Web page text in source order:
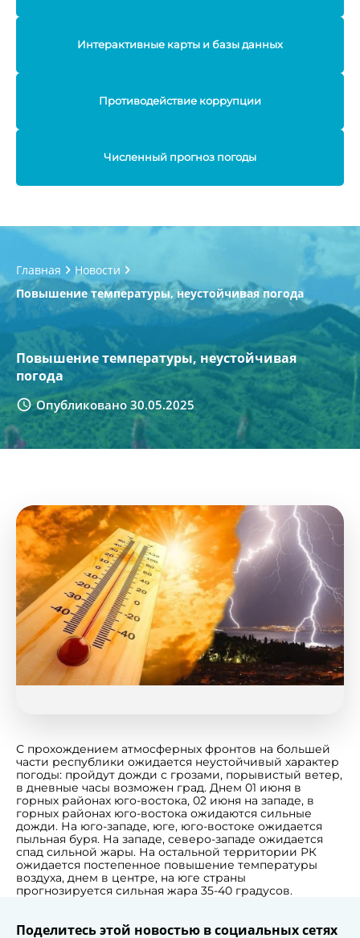
Интерактивные карты и базы данных
Противодействие коррупции
Численный прогноз погоды
Главная
Новости
Повышение температуры, неустойчивая погода
Повышение температуры, неустойчивая
погода
Опубликовано 30.05.2025
С прохождением атмосферных фронтов на большей
части республики ожидается неустойчивый характер
погоды: пройдут дожди с грозами, порывистый ветер,
в дневные часы возможен град. Днем 01 июня в
горных районах юго-востока, 02 июня на западе, в
горных районах юго-востока ожидаются сильные
дожди. На юго-западе, юге, юго-востоке ожидается
пыльная буря. На западе, северо-западе ожидается
спад сильной жары. На остальной территории РК
ожидается постепенное повышение температуры
воздуха, днем в центре, на юге страны
прогнозируется сильная жара 35-40 градусов.
Поделитесь этой новостью в социальных сетях